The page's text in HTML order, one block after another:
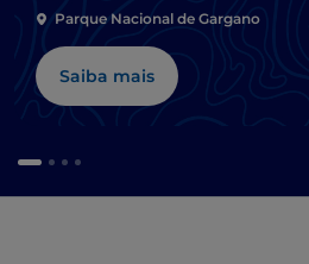
Parque Nacional de Gargano
Saiba mais